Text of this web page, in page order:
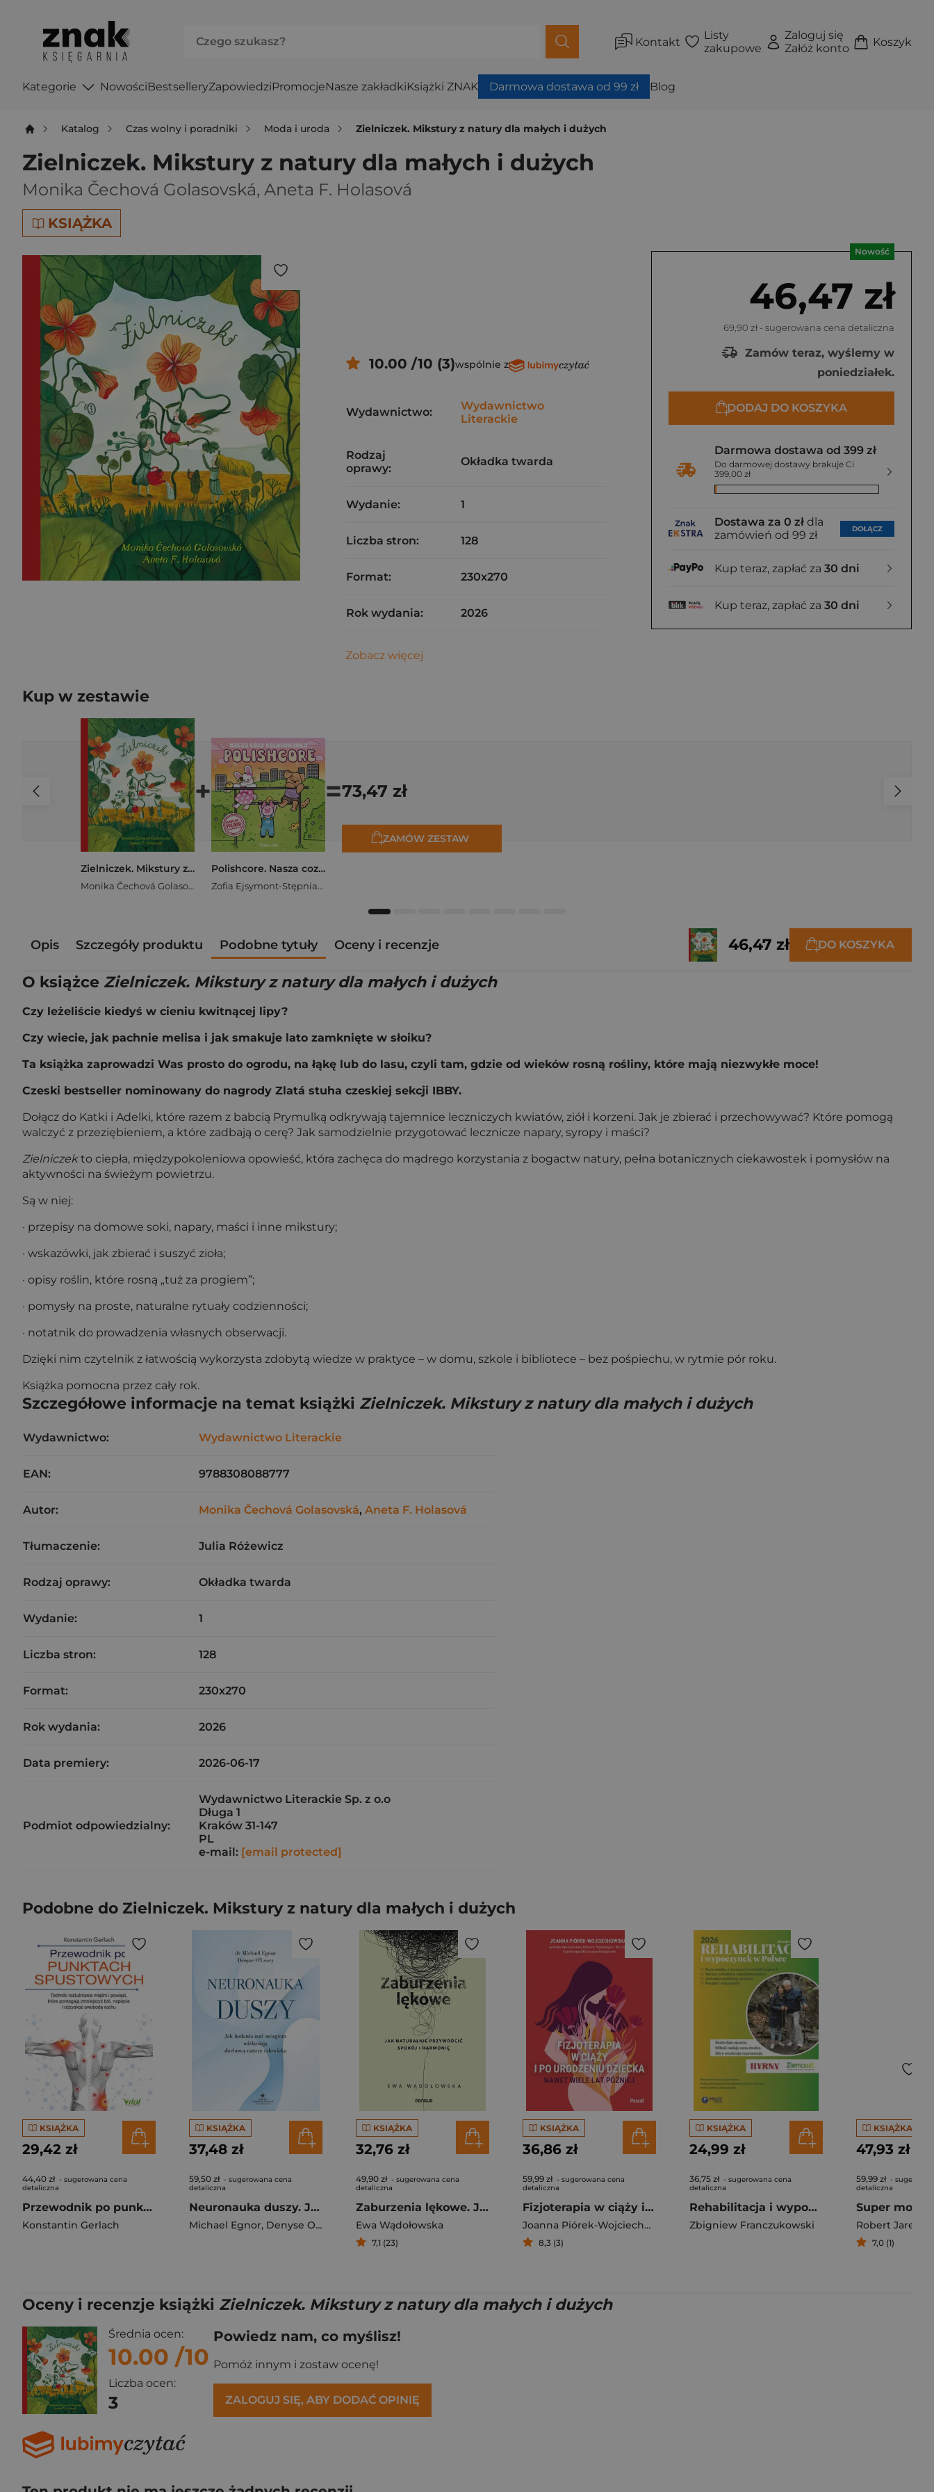
Kontakt
Listy
zakupowe
Zaloguj się
Załóż konto
Koszyk
Kategorie NowościBestselleryZapowiedziPromocjeNasze zakładkiKsiążki ZNAK Darmowa dostawa od 99 zł Blog
Katalog Czas wolny i poradniki Moda i uroda Zielniczek. Mikstury z natury dla małych i dużych
Zielniczek. Mikstury z natury dla małych i dużych
Monika Čechová Golasovská, Aneta F. Holasová
KSIĄŻKA
Nowość
46,47 zł
69,90 zł - sugerowana cena detaliczna
Zamów teraz, wyślemy w
poniedziałek.
DODAJ DO KOSZYKA
Darmowa dostawa od 399 zł
Do darmowej dostawy brakuje Ci
399,00 zł
Dostawa za 0 zł dla
zamówień od 99 zł
DOŁĄCZ
Kup teraz, zapłać za 30 dni
Kup teraz, zapłać za 30 dni
10.00 /10 (3)wspólnie z
Wydawnictwo:
Wydawnictwo
Literackie
Rodzaj
oprawy:
Okładka twarda
Wydanie: 1
Liczba stron: 128
Format: 230x270
Rok wydania: 2026
Zobacz więcej
Kup w zestawie
Zielniczek. Mikstury z natury dla małych i dużych
Monika Čechová Golasovská ,Aneta F. Holasová
+
Polishcore. Nasza cozy kolorowanka
Zofia Ejsymont-Stępniak „Timka.ink”
=73,47 zł
ZAMÓW ZESTAW
Opis Szczegóły produktu Podobne tytuły Oceny i recenzje 46,47 zł DO KOSZYKA
O książce Zielniczek. Mikstury z natury dla małych i dużych
Czy leżeliście kiedyś w cieniu kwitnącej lipy?
Czy wiecie, jak pachnie melisa i jak smakuje lato zamknięte w słoiku?
Ta książka zaprowadzi Was prosto do ogrodu, na łąkę lub do lasu, czyli tam, gdzie od wieków rosną rośliny, które mają niezwykłe moce!
Czeski bestseller nominowany do nagrody Zlatá stuha czeskiej sekcji IBBY.
Dołącz do Katki i Adelki, które razem z babcią Prymulką odkrywają tajemnice leczniczych kwiatów, ziół i korzeni. Jak je zbierać i przechowywać? Które pomogą
walczyć z przeziębieniem, a które zadbają o cerę? Jak samodzielnie przygotować lecznicze napary, syropy i maści?
Zielniczekto ciepła, międzypokoleniowa opowieść, która zachęca do mądrego korzystania z bogactw natury, pełna botanicznych ciekawostek i pomysłów na
aktywności na świeżym powietrzu.
Są w niej:
· przepisy na domowe soki, napary, maści i inne mikstury;
· wskazówki, jak zbierać i suszyć zioła;
· opisy roślin, które rosną „tuż za progiem”;
· pomysły na proste, naturalne rytuały codzienności;
· notatnik do prowadzenia własnych obserwacji.
Dzięki nim czytelnik z łatwością wykorzysta zdobytą wiedze w praktyce – w domu, szkole i bibliotece – bez pośpiechu, w rytmie pór roku.
Książka pomocna przez cały rok.
Szczegółowe informacje na temat książki Zielniczek. Mikstury z natury dla małych i dużych
Wydawnictwo: Wydawnictwo Literackie
EAN: 9788308088777
Autor: Monika Čechová Golasovská, Aneta F. Holasová
Tłumaczenie: Julia Różewicz
Rodzaj oprawy: Okładka twarda
Wydanie: 1
Liczba stron: 128
Format: 230x270
Rok wydania: 2026
Data premiery: 2026-06-17
Podmiot odpowiedzialny:
Wydawnictwo Literackie Sp. z o.o
Długa 1
Kraków 31-147
PL
e-mail: [email protected]
Podobne do Zielniczek. Mikstury z natury dla małych i dużych
KSIĄŻKA
29,42 zł
44,40 zł - sugerowana cena
detaliczna
Przewodnik po punktach spustowych. Techniki rozluźniania mięśni i powięzi, które pomagają zmniejszyć ból, napięcie i odzyskać swobodę ruchu
Konstantin Gerlach
KSIĄŻKA
37,48 zł
59,50 zł - sugerowana cena
detaliczna
Neuronauka duszy. Jak badania nad mózgiem odsłaniają duchową naturę człowieka
Michael Egnor, Denyse O`Leary
KSIĄŻKA
32,76 zł
49,90 zł - sugerowana cena
detaliczna
Zaburzenia lękowe. Jak naturalnie przywrócić spokój i harmonię
Ewa Wądołowska
7,1 (23)
KSIĄŻKA
36,86 zł
59,99 zł - sugerowana cena
detaliczna
Fizjoterapia w ciąży i po urodzeniu dziecka. Nawet wiele lat później
Joanna Piórek-Wojciechowska
8,3 (3)
KSIĄŻKA
24,99 zł
36,75 zł - sugerowana cena
detaliczna
Rehabilitacja i wypoczynek w Polsce 2026
Zbigniew Franczukowski
KSIĄŻKA
47,93 zł
59,99 zł -
detaliczna
Robert Jarema
7,0 (1)
Oceny i recenzje książki Zielniczek. Mikstury z natury dla małych i dużych
Średnia ocen:
10.00 /10
Liczba ocen:
3
Powiedz nam, co myślisz!
Pomóż innym i zostaw ocenę!
ZALOGUJ SIĘ, ABY DODAĆ OPINIĘ